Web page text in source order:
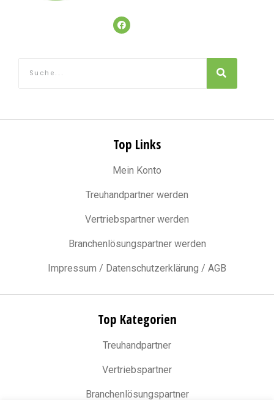
Top Links
Mein Konto
Treuhandpartner werden
Vertriebspartner werden
Branchenlösungspartner werden
Impressum / Datenschutzerklärung / AGB
Top Kategorien
Treuhandpartner
Vertriebspartner
Branchenlösungspartner